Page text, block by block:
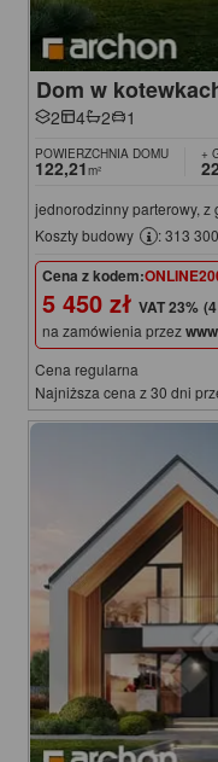
Dom w
2 4 2 1
POWIERZCHNIA DOMU
122,21m²
+
jednorodzinny parterowy,
Koszty budowy
: 313
Cena z kodem:
5 450 zł
na zamówienia przez
Cena regularna
Najniższa cena z 30 dni